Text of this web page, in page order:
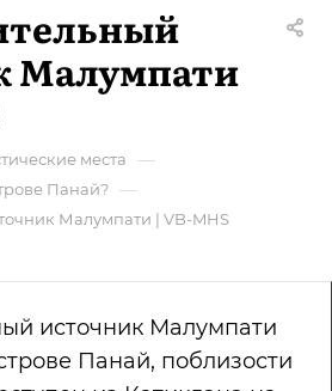
Малумпати
места —
Панай? —
Малумпати | VB-MHS
источник Малумпати
Панай, поблизости